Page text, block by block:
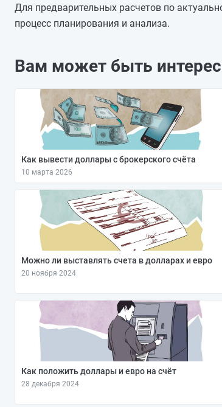
09.10.2025
08.10.2025
06.10.2025
Для предварительных расчетов по
процесс планирования и анализа.
Вам может быть
Как вывести доллары с брокерского счёта
10 марта 2026
Можно ли выставлять счета в долларах и евро
20 ноября 2024
Как положить доллары и евро на счёт
28 декабря 2024